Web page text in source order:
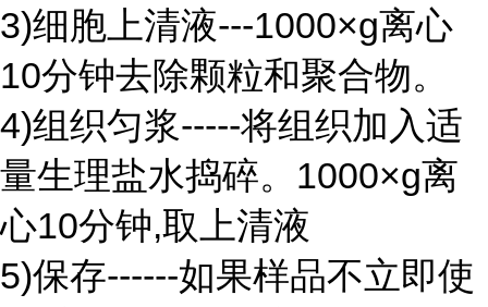
3)细胞上清液---1000×g离心
10分钟去除颗粒和聚合物。
4)组织匀浆-----将组织加入适
量生理盐水捣碎。1000×g离
心10分钟,取上清液
5)保存------如果样品不立即使